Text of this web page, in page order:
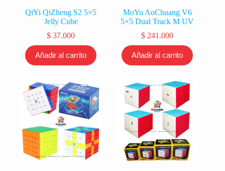
QiYi QiZheng S2 5×5
Jelly Cube
$ 37.000
Añadir al carrito
MoYu AoChuang V6
5×5 Dual Track M UV
$ 241.000
Añadir al carrito